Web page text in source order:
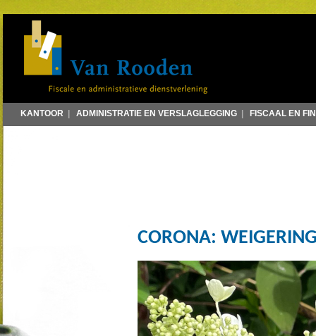
KANTOOR | ADMINISTRATIE EN VERSLAGLEGGING | FISCAAL EN
CORONA: